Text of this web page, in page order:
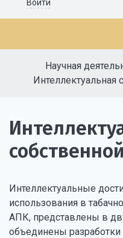
Войти
Научная
Интеллектуальная
собственной
Интеллектуальные
использования в
АПК, представлены в
объединены разработки